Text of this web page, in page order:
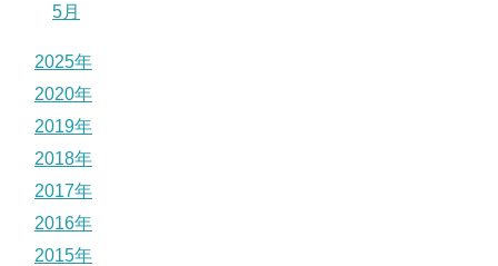
5月
2025年
2020年
2019年
2018年
2017年
2016年
2015年